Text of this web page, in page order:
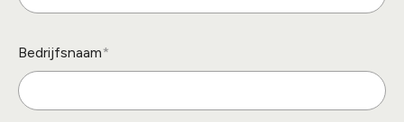
Bedrijfsnaam